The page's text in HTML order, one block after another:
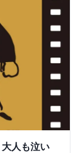
大人も泣い